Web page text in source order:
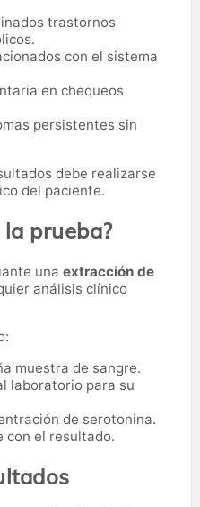
trastornos
con el sistema
en chequeos
persistentes sin
debe realizarse
del paciente.
prueba?
una extracción de
análisis clínico
muestra de sangre.
laboratorio para su
de serotonina.
con el resultado.